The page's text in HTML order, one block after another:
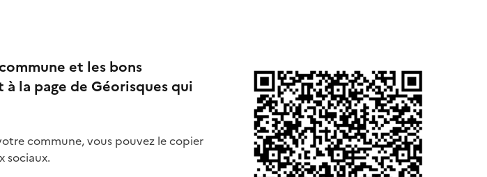
et les bons
la page de Géorisques qui
commune, vous pouvez le copier
sociaux.